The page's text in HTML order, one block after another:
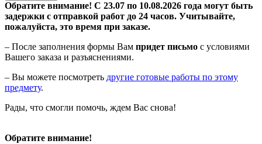
Обратите внимание! С 23.07 по 10.08.2026 года могут быть
задержки с отправкой работ до 24 часов. Учитывайте,
пожалуйста, это время при заказе.
– После заполнения формы Вам придет письмо с условиями
Вашего заказа и разъяснениями.
– Вы можете посмотреть другие готовые работы по этому
предмету.
Рады, что смогли помочь, ждем Вас снова!
Обратите внимание!